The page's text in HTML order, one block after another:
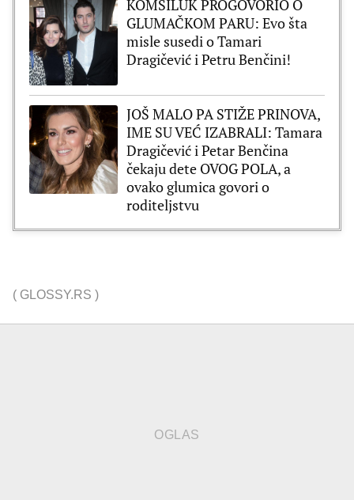
KOMŠILUK PROGOVORIO O
GLUMAČKOM PARU: Evo šta
misle susedi o Tamari
Dragičević i Petru Benčini!
JOŠ MALO PA STIŽE PRINOVA,
IME SU VEĆ IZABRALI: Tamara
Dragičević i Petar Benčina
čekaju dete OVOG POLA, a
ovako glumica govori o
roditeljstvu
( GLOSSY.RS )